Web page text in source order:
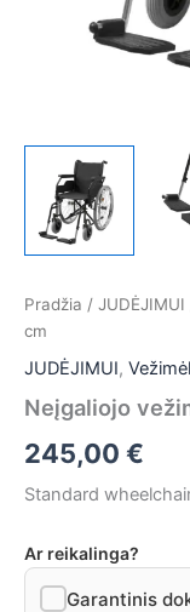
Pradžia / JUDĖJIMUI
cm
JUDĖJIMUI,
Neįgaliojo
245,00 €
Standard
Ar reikalinga?
Garantinis